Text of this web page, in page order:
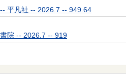
平凡社 -- 2026.7 -- 949.64
院 -- 2026.7 -- 919